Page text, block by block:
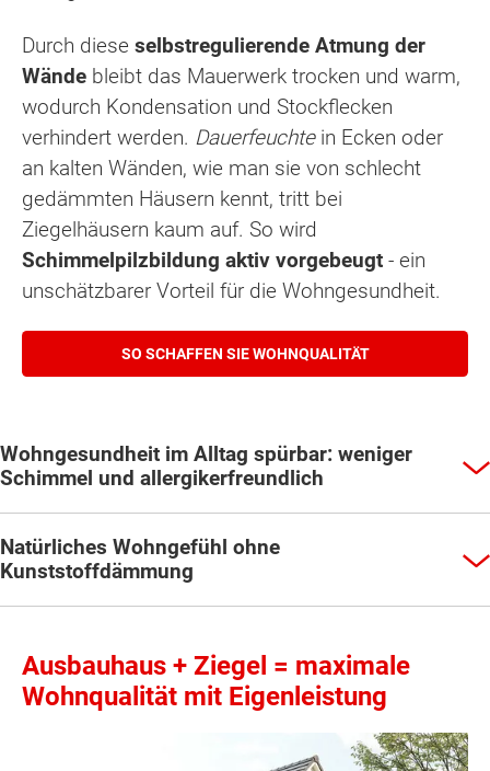
Durch diese selbstregulierende Atmung der
Wände bleibt das Mauerwerk trocken und warm,
wodurch Kondensation und Stockflecken
verhindert werden. Dauerfeuchtein Ecken oder
an kalten Wänden, wie man sie von schlecht
gedämmten Häusern kennt, tritt bei
Ziegelhäusern kaum auf. So wird
Schimmelpilzbildung aktiv vorgebeugt - ein
unschätzbarer Vorteil für die Wohngesundheit.
SO SCHAFFEN SIE WOHNQUALITÄT
Wohngesundheit im Alltag spürbar: weniger
Schimmel und allergikerfreundlich
Natürliches Wohngefühl ohne
Kunststoffdämmung
Ausbauhaus + Ziegel = maximale
Wohnqualität mit Eigenleistung